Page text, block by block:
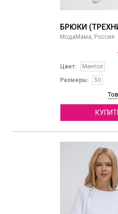
БРЮКИ
МодаМама, Россия
Цвет:
Ментол
Размеры:
50